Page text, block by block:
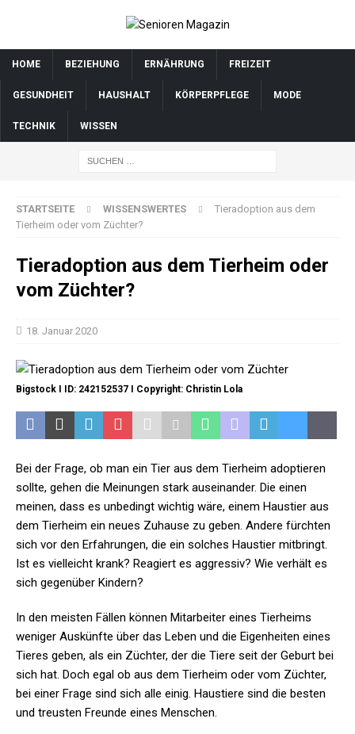
HOME BEZIEHUNG ERNÄHRUNG FREIZEIT
GESUNDHEIT HAUSHALT KÖRPERPFLEGE MODE
TECHNIK WISSEN
STARTSEITE WISSENSWERTES
Tieradoption aus dem
Tierheim oder vom Züchter?
Tieradoption aus dem Tierheim oder
vom Züchter?
18. Januar 2020
Bigstock I ID: 242152537 I Copyright: Christin Lola
Bei der Frage, ob man ein Tier aus dem Tierheim adoptieren
sollte, gehen die Meinungen stark auseinander. Die einen
meinen, dass es unbedingt wichtig wäre, einem Haustier aus
dem Tierheim ein neues Zuhause zu geben. Andere fürchten
sich vor den Erfahrungen, die ein solches Haustier mitbringt.
Ist es vielleicht krank? Reagiert es aggressiv? Wie verhält es
sich gegenüber Kindern?
In den meisten Fällen können Mitarbeiter eines Tierheims
weniger Auskünfte über das Leben und die Eigenheiten eines
Tieres geben, als ein Züchter, der die Tiere seit der Geburt bei
sich hat. Doch egal ob aus dem Tierheim oder vom Züchter,
bei einer Frage sind sich alle einig. Haustiere sind die besten
und treusten Freunde eines Menschen.